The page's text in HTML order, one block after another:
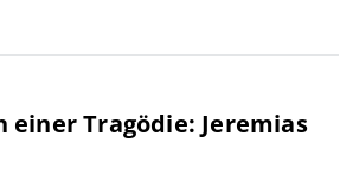
einer Tragödie: Jeremias